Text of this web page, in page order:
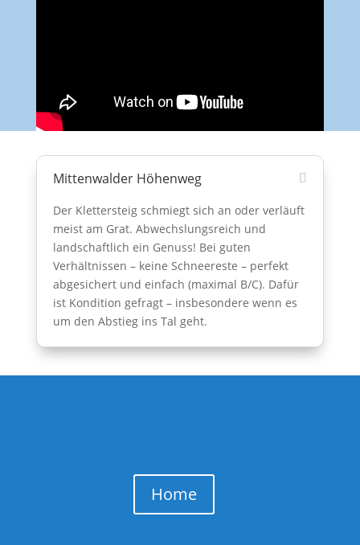
Mittenwalder Höhenweg
Der Klettersteig schmiegt sich an oder verläuft
meist am Grat. Abwechslungsreich und
landschaftlich ein Genuss! Bei guten
Verhältnissen – keine Schneereste – perfekt
abgesichert und einfach (maximal B/C). Dafür
ist Kondition gefragt – insbesondere wenn es
um den Abstieg ins Tal geht.
Home